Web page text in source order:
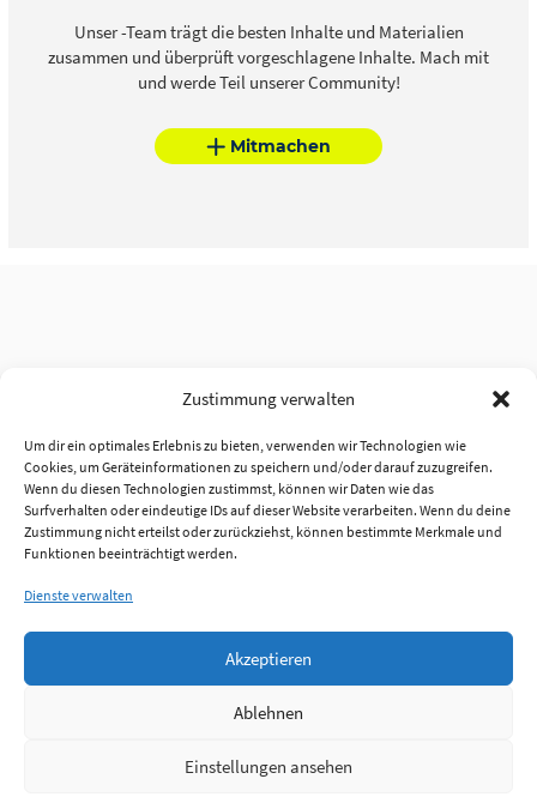
Zustimmung verwalten
Um dir ein optimales Erlebnis zu bieten, verwenden wir Technologien wie
Cookies, um Geräteinformationen zu speichern und/oder darauf zuzugreifen.
Wenn du diesen Technologien zustimmst, können wir Daten wie das
Surfverhalten oder eindeutige IDs auf dieser Website verarbeiten. Wenn du deine
Zustimmung nicht erteilst oder zurückziehst, können bestimmte Merkmale und
Funktionen beeinträchtigt werden.
Dienste verwalten
Akzeptieren
Ablehnen
Einstellungen ansehen
Unser -Team trägt die besten Inhalte und Materialien
zusammen und überprüft vorgeschlagene Inhalte. Mach mit
und werde Teil unserer Community!
Mitmachen
Anmelden